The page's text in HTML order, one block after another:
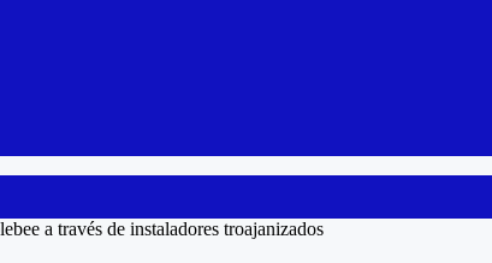
a través de instaladores troajanizados